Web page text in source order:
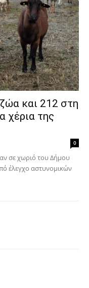
και 212 στη
χέρια της
0
σε χωριό του Δήμου
έλεγχο αστυνομικών